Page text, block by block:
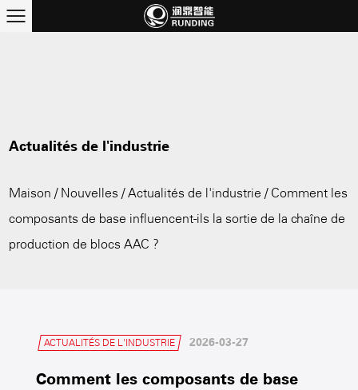
Actualités de l'industrie
Maison / Nouvelles /Actualités de l'industrie / Comment les
composants de base influencent-ils la sortie de la chaîne de
production de blocs AAC ?
ACTUALITÉS DE L'INDUSTRIE 2026-03-27
Comment les composants de base